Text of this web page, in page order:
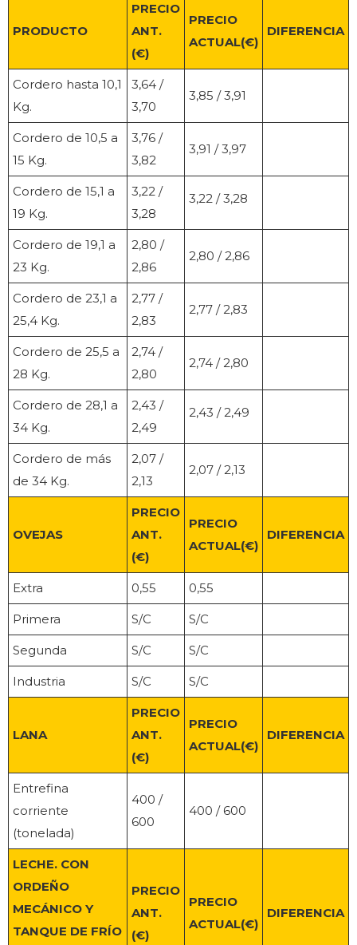
PRODUCTO
PRECIO
ANT.
(€)
PRECIO
ACTUAL(€)
DIFERENCIA
Cordero hasta 10,1
Kg.
3,64 /
3,70
3,85 / 3,91
Cordero de 10,5 a
15 Kg.
3,76 /
3,82
3,91 / 3,97
Cordero de 15,1 a
19 Kg.
3,22 /
3,28
3,22 / 3,28
Cordero de 19,1 a
23 Kg.
2,80 /
2,86
2,80 / 2,86
Cordero de 23,1 a
25,4 Kg.
2,77 /
2,83
2,77 / 2,83
Cordero de 25,5 a
28 Kg.
2,74 /
2,80
2,74 / 2,80
Cordero de 28,1 a
34 Kg.
2,43 /
2,49
2,43 / 2,49
Cordero de más
de 34 Kg.
2,07 /
2,13
2,07 / 2,13
OVEJAS
PRECIO
ANT.
(€)
PRECIO
ACTUAL(€)
DIFERENCIA
Extra 0,55 0,55
Primera S/C S/C
Segunda S/C S/C
Industria S/C S/C
LANA
PRECIO
ANT.
(€)
PRECIO
ACTUAL(€)
DIFERENCIA
Entrefina
corriente
(tonelada)
400 /
600
400 / 600
LECHE. CON
ORDEÑO
MECÁNICO Y
TANQUE DE FRÍO
PRECIO
ANT.
(€)
PRECIO
ACTUAL(€)
DIFERENCIA